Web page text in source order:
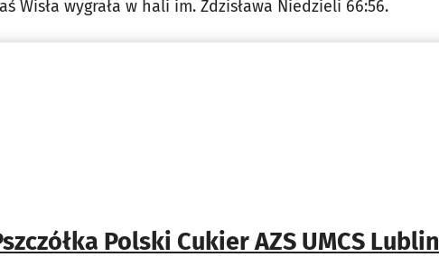
Wisła wygrała w hali im. Zdzisława Niedzieli 66:56.
Polski Cukier AZS UMCS Lublin